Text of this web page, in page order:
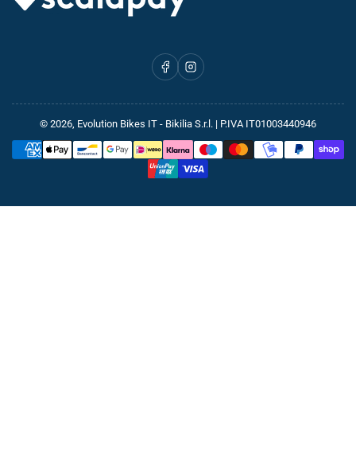
FacebookInstagram
© 2026, Evolution Bikes IT - Bikilia S.r.l. | P.IVA IT01003440946
Metodi
di
pagamento